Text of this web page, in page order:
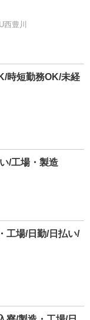
豊川
時短勤務OK/未経
/工場・製造
工場/日勤/日払い/